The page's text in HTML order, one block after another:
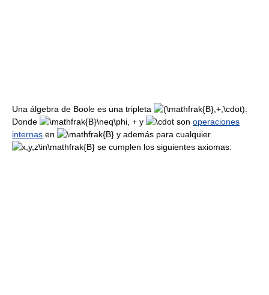
Una álgebra de Boole es una tripleta
Donde
+ y son operaciones
internas en
y además para cualquier
se cumplen los siguientes axiomas: